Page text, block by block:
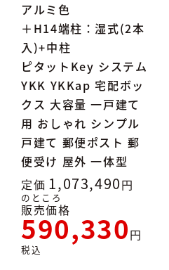
アルミ色
＋H14端柱：湿式(2本
入)+中柱
ピタットKey システム
YKK YKKap 宅配ボッ
クス 大容量 一戸建て
用 おしゃれ シンプル
戸建て 郵便ポスト 郵
便受け 屋外 一体型
定価 1,073,490
のところ
販売価格
590,330
税込